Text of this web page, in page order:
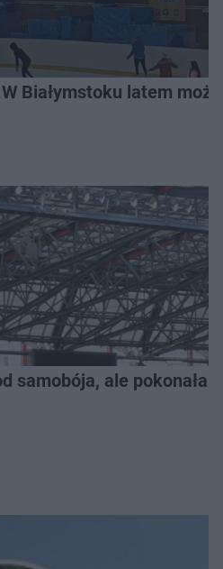
Białymstoku latem
samobója, ale pokonała